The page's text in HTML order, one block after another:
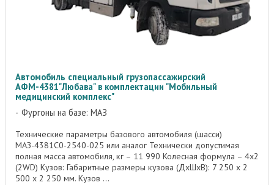
Автомобиль специальный грузопассажирский
АФМ-4381"Любава" в комплектации "Мобильный
медицинский комплекс"
Фургоны на базе: МАЗ
Технические параметры базового автомобиля (шасси)
МАЗ-4381С0-2540-025 или аналог Технически допустимая
полная масса автомобиля, кг – 11 990 Колесная формула – 4х2
(2WD) Кузов: Габаритные размеры кузова (ДхШхВ): 7 250 х 2
500 х 2 250 мм. Кузов ...